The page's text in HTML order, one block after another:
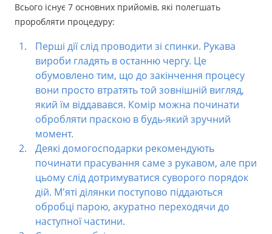
Всього існує 7 основних прийомів, які полегшать
проробляти процедуру:
Перші дії слід проводити зі спинки. Рукава
вироби гладять в останню чергу. Це
обумовлено тим, що до закінчення процесу
вони просто втратять той зовнішній вигляд,
який їм віддавався. Комір можна починати
обробляти праскою в будь-який зручний
момент.
Деякі домогосподарки рекомендують
починати прасування саме з рукавом, але при
цьому слід дотримуватися суворого порядок
дій. М'яті ділянки поступово піддаються
обробці парою, акуратно переходячи до
наступної частини.